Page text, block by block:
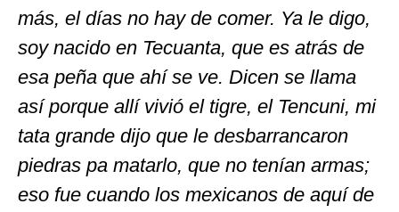
más, el días no hay de comer. Ya le digo,
soy nacido en Tecuanta, que es atrás de
esa peña que ahí se ve. Dicen se llama
así porque allí vivió el tigre, el Tencuni, mi
tata grande dijo que le desbarrancaron
piedras pa matarlo, que no tenían armas;
eso fue cuando los mexicanos de aquí de